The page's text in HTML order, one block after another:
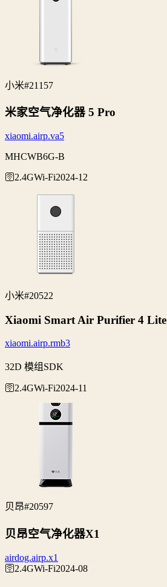
小米#21157
米家空气净化器 5 Pro
xiaomi.airp.va5
MHCWB6G-B
🛜2.4GWi‑Fi2024-12
小米#20522
Xiaomi Smart Air Purifier 4 Lite
xiaomi.airp.rmb3
32D 模组SDK
🛜2.4GWi‑Fi2024-11
贝昂#20597
贝昂空气净化器X1
airdog.airp.x1
🛜2.4GWi‑Fi2024-08